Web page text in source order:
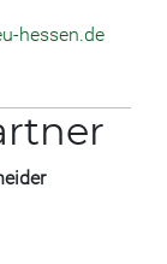
hessen.de